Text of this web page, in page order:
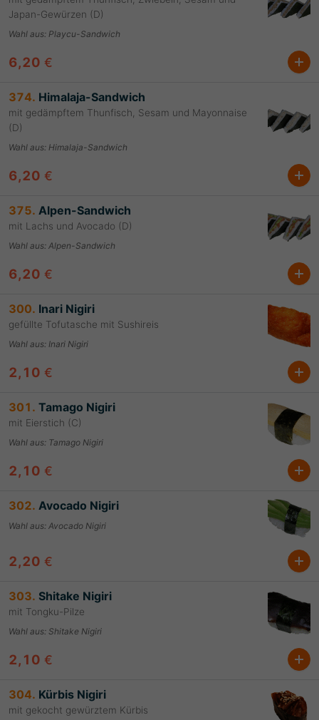
Japan-Gewürzen (D)
Wahl aus: Playcu-Sandwich
6,20 €
374. Himalaja-Sandwich
mit gedämpftem Thunfisch, Sesam und Mayonnaise
(D)
Wahl aus: Himalaja-Sandwich
6,20 €
375. Alpen-Sandwich
mit Lachs und Avocado (D)
Wahl aus: Alpen-Sandwich
6,20 €
300. Inari Nigiri
gefüllte Tofutasche mit Sushireis
Wahl aus: Inari Nigiri
2,10 €
301. Tamago Nigiri
mit Eierstich (C)
Wahl aus: Tamago Nigiri
2,10 €
302. Avocado Nigiri
Wahl aus: Avocado Nigiri
2,20 €
303. Shitake Nigiri
mit Tongku-Pilze
Wahl aus: Shitake Nigiri
2,10 €
304. Kürbis Nigiri
mit gekocht gewürztem Kürbis